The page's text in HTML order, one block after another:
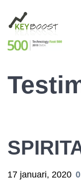
17 januari, 2020